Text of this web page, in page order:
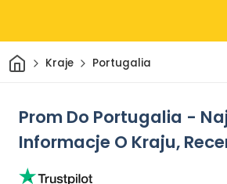
DomKraje Portugalia
Prom Do Portugalia -
Informacje O Kraju,